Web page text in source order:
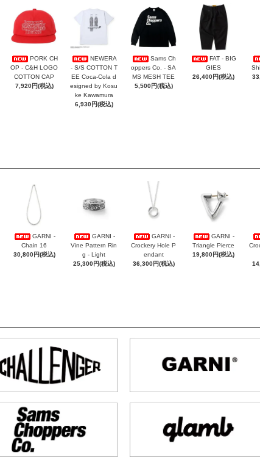
PORK CH
OP - C&H LOGO
COTTON CAP
7,920円(税込)
NEWERA
- S/S COTTON T
EE Coca-Cola d
esigned by Kosu
ke Kawamura
6,930円(税込)
Sams Ch
oppers Co. - SA
MS MESH TEE
5,500円(税込)
FAT - BIG
GIES
26,400円(税込)
GARNI -
Chain 16
30,800円(税込)
GARNI -
Vine Pattern Rin
g - Light
25,300円(税込)
GARNI -
Crockery Hole P
endant
36,300円(税込)
GARNI -
Triangle Pierce
19,800円(税込)